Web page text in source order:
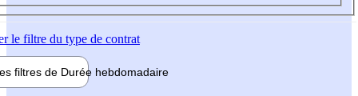
le filtre du type de contrat
filtres de Durée hebdomadaire